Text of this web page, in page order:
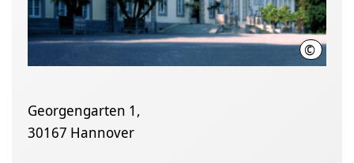
© Quelle:
Georgengarten 1,
30167 Hannover